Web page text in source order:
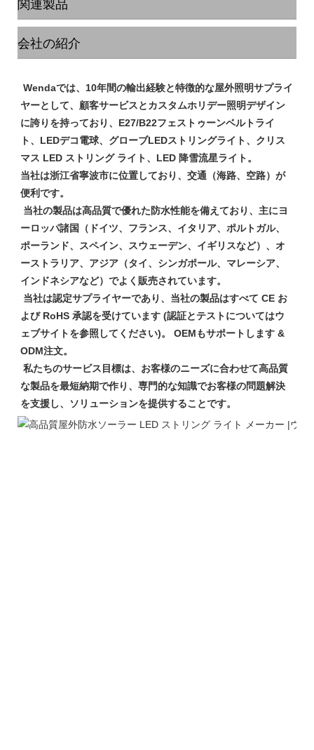
関連製品
会社の紹介
ヤーとして、顧客サービスとカスタムホリデー照明デザイン
に誇りを持っており、E27/B22フェストゥーンベルトライ
ト、LEDデコ電球、グローブLEDストリングライト、クリス
マス LED ストリング ライト、LED 降雪流星ライト。
当社は浙江省寧波市に位置しており、交通（海路、空路）が
便利です。
ーロッパ諸国（ドイツ、フランス、イタリア、ポルトガル、
ポーランド、スペイン、スウェーデン、イギリスなど）、オ
ーストラリア、アジア（タイ、シンガポール、マレーシア、
インドネシアなど）でよく販売されています。
よび RoHS 承認を受けています (認証とテストについてはウ
ェブサイトを参照してください)。 OEMもサポートします &
ODM注文。
な製品を最短納期で作り、専門的な知識でお客様の問題解決